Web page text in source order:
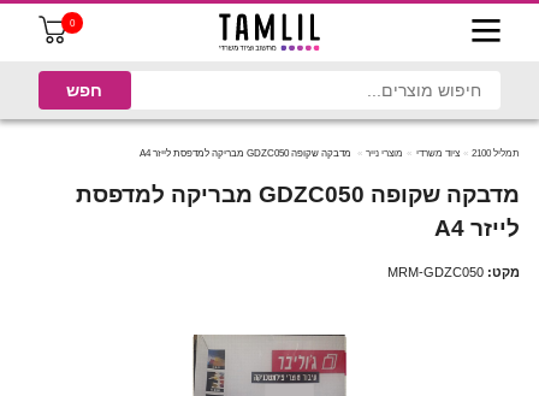
0
תמליל 2100 ציוד משרדי מוצרי נייר מדבקה שקופה GDZC050 מבריקה למדפסת לייזר A4
מדבקה שקופה GDZC050 מבריקה למדפסת
לייזר A4
מקט: MRM-GDZC050